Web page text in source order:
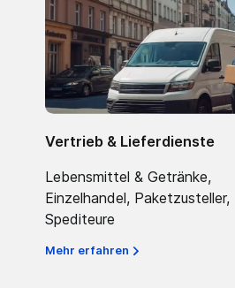
Vertrieb & Lieferdienste
Lebensmittel & Getränke,
Einzelhandel, Paketzusteller,
Spediteure
Mehr erfahren